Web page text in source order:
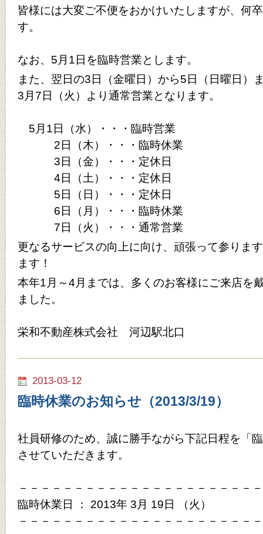
皆様には大変ご不便をおかけいたしますが、何
す。
なお、5月1日を臨時営業とします。
また、翌日の3日（金曜日）から5日（日曜日）
3月7日（火）より通常営業となります。
5月1日（水）・・・臨時営業
2日（木）・・・臨時休業
3日（金）・・・定休日
4日（土）・・・定休日
5日（日）・・・定休日
6日（月）・・・臨時休業
7日（火）・・・通常営業
更なるサービスの向上に向け、頑張って参りま
ます！
本年1月～4月までは、多くのお客様にご来店を
ました。
栄和不動産株式会社 河辺駅北口
2013-03-12
臨時休業のお知らせ（2013/3/19）
社員研修のため、誠に勝手ながら下記日程を「
させていただきます。
－－－－－－－－－－－－－－－－－－－－－－
臨時休業日 ： 2013年 3月 19日 （火）
－－－－－－－－－－－－－－－－－－－－－－